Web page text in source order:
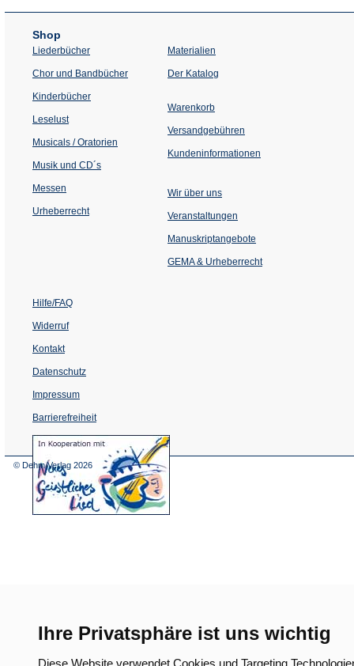
Ihre Privatsphäre ist uns wichtig
Diese Website verwendet Cookies und Targeting
Shop
Liederbücher
Chor und Bandbücher
Kinderbücher
Leselust
Musicals / Oratorien
Musik und CD´s
Messen
Urheberrecht
Materialien
Der Katalog
Warenkorb
Versandgebühren
Kundeninformationen
Wir über uns
Veranstaltungen
einem
Tab)
Manuskriptangebote
GEMA & Urheberrecht
Hilfe/FAQ
Widerruf
Kontakt
Datenschutz
Impressum
Barrierefreiheit
(Öffnet
in
© Dehm Verlag 2026